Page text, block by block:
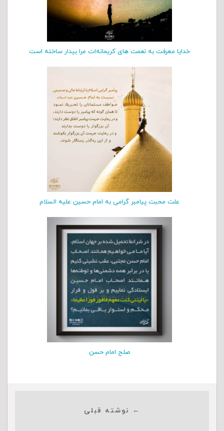
خدایا معرفت به نعمت هاى کریمانه‌ات مرا بیدار ساخته است
علت محبت پیامبر گرامی به امام حسین علیه السلام
صلح امام حسن
← نوشته قبلی